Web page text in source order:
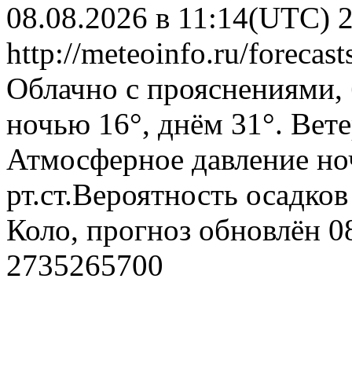
08.08.2026 в 11:14(UTC)
http://meteoinfo.ru/
Облачно с прояснениями,
ночью 16°, днём 31°.
Атмосферное давление
рт.ст.Вероятность
Коло, прогноз обновлён
2735265700